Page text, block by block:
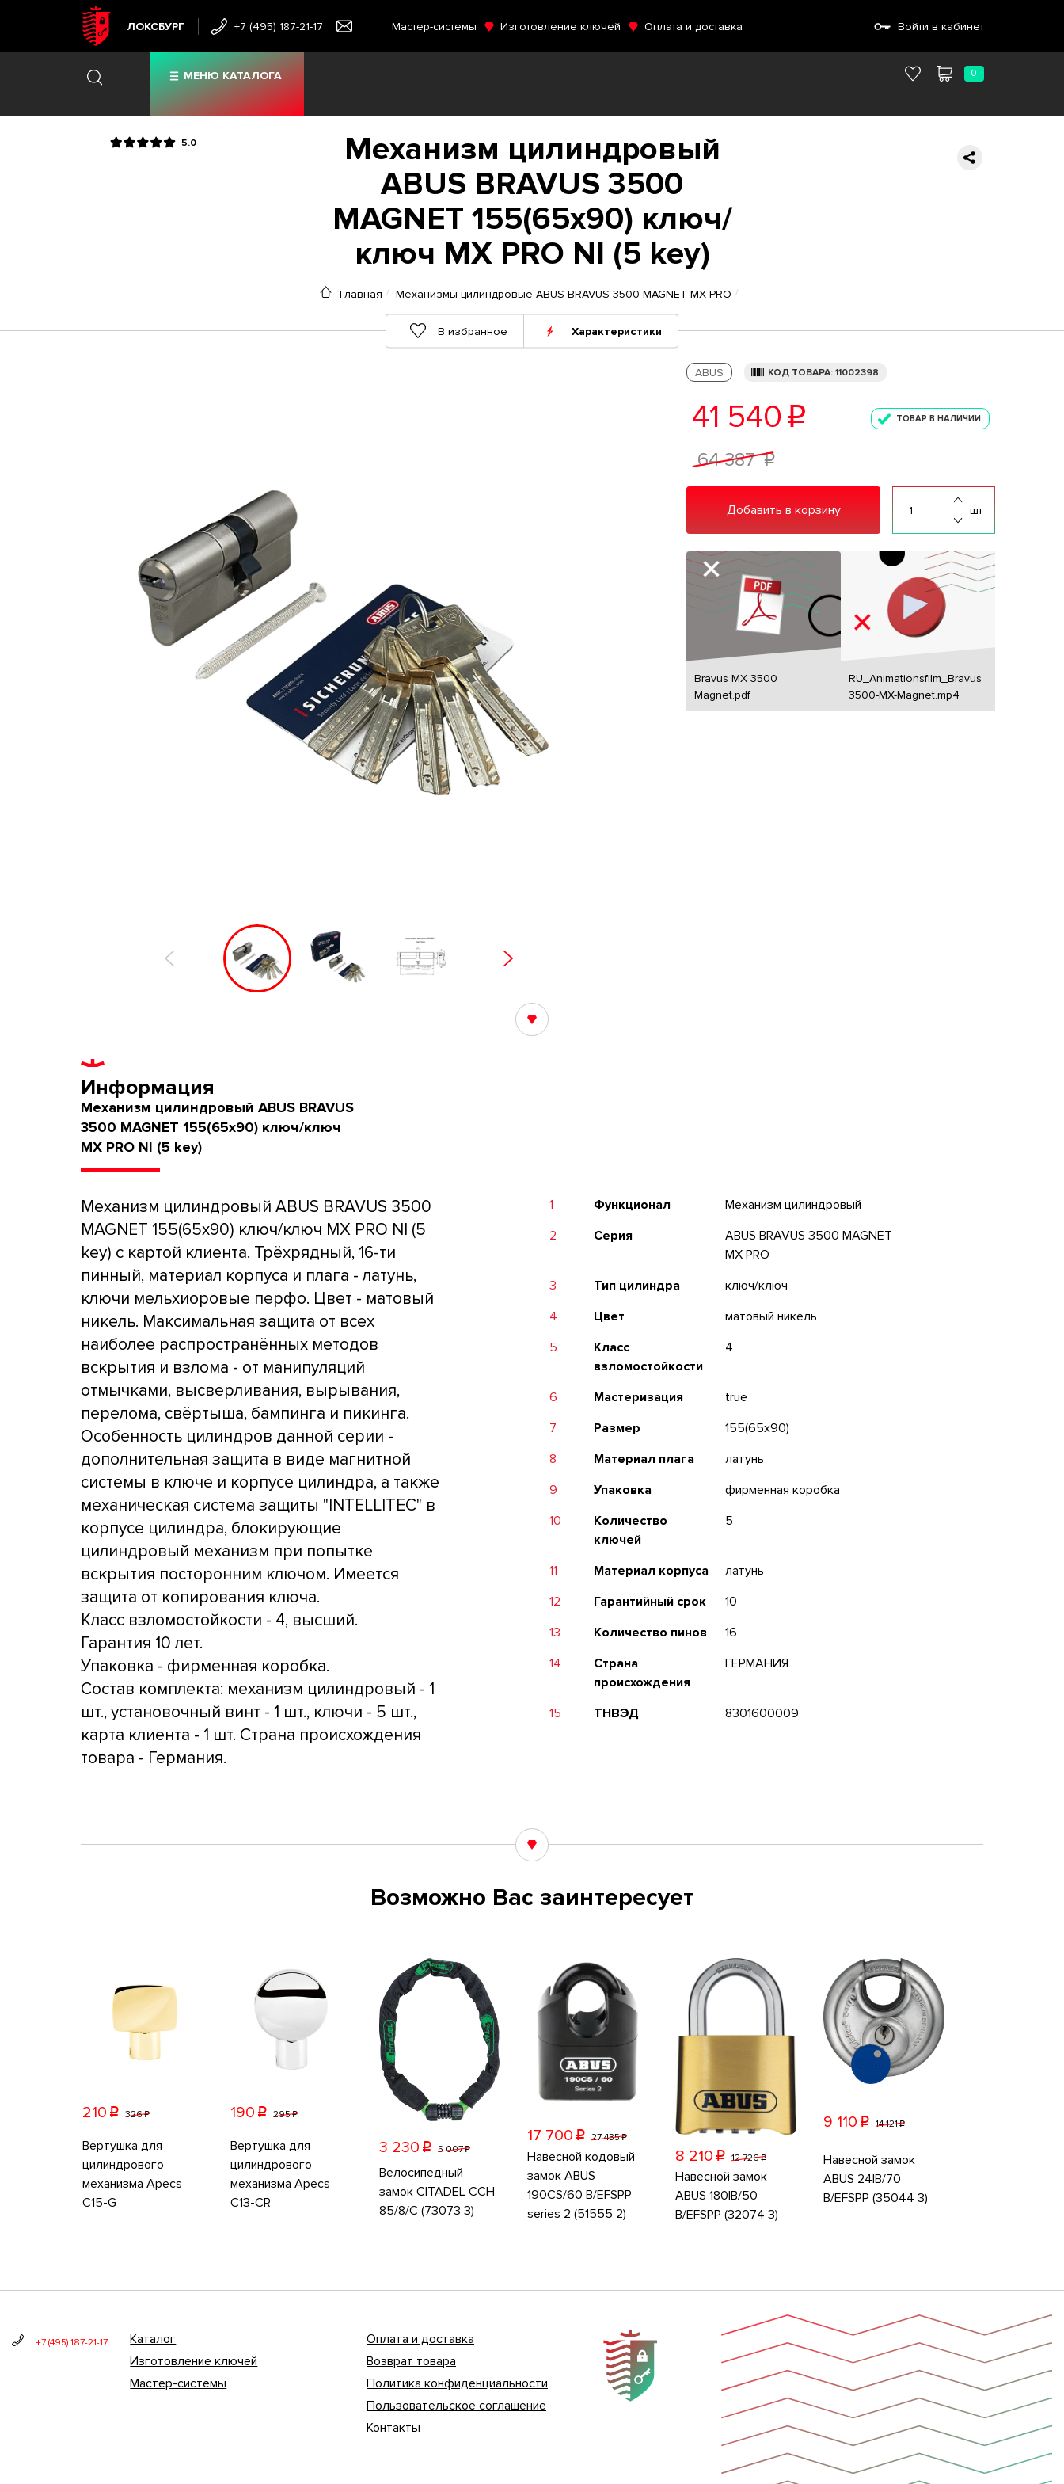
ЛОКСБУРГ +7 (495) 187-21-17 Мастер-системы Изготовление ключей Оплата и доставка Войти в кабинет
МЕНЮ КАТАЛОГА 0
5.0
Механизм цилиндровый
ABUS BRAVUS 3500
MAGNET 155(65x90) ключ/
ключ MX PRO NI (5 key)
Главная Механизмы цилиндровые ABUS BRAVUS 3500 MAGNET MX PRO
В избранное Характеристики
ABUS КОД ТОВАРА: 11002398
41 540 p ТОВАР В НАЛИЧИИ
64 387 p
Добавить в корзину шт
Bravus MX 3500
Magnet.pdf
RU_Animationsfilm_Bravus
3500-MX-Magnet.mp4
Информация
Механизм цилиндровый ABUS BRAVUS
3500 MAGNET 155(65x90) ключ/ключ
MX PRO NI (5 key)
Механизм цилиндровый ABUS BRAVUS 3500
MAGNET 155(65x90) ключ/ключ MX PRO NI (5
key) с картой клиента. Трёхрядный, 16-ти
пинный, материал корпуса и плага - латунь,
ключи мельхиоровые перфо. Цвет - матовый
никель. Максимальная защита от всех
наиболее распространённых методов
вскрытия и взлома - от манипуляций
отмычками, высверливания, вырывания,
перелома, свёртыша, бампинга и пикинга.
Особенность цилиндров данной серии -
дополнительная защита в виде магнитной
системы в ключе и корпусе цилиндра, а также
механическая система защиты "INTELLITEC" в
корпусе цилиндра, блокирующие
цилиндровый механизм при попытке
вскрытия посторонним ключом. Имеется
защита от копирования ключа.
Класс взломостойкости - 4, высший.
Гарантия 10 лет.
Упаковка - фирменная коробка.
Состав комплекта: механизм цилиндровый - 1
шт., установочный винт - 1 шт., ключи - 5 шт.,
карта клиента - 1 шт. Страна происхождения
товара - Германия.
1 Функционал
Механизм цилиндровый
2
Серия
ABUS BRAVUS 3500 MAGNET
MX PRO
3
Тип цилиндра
ключ/ключ
4
Цвет
матовый никель
5
Класс
взломостойкости
4
6 Мастеризация
true
7
Размер
155(65x90)
8
Материал плага
латунь
9
Упаковка
фирменная коробка
10
Количество
ключей
5
11 Материал корпуса
латунь
12
Гарантийный срок
10
13
Количество пинов
16
14
Страна
происхождения
ГЕРМАНИЯ
15 ТНВЭД 8301600009
Возможно Вас заинтересует
210 p 326p
Вертушка для
цилиндрового
механизма Apecs
C15-G
190 p 295p
Вертушка для
цилиндрового
механизма Apecs
C13-CR
3 230 p 5 007p
Велосипедный
замок CITADEL CCH
85/8/C (73073 3)
17 700 p 27 435p
Навесной кодовый
замок ABUS
190CS/60 B/EFSPP
series 2 (51555 2)
8 210 p 12 726p
Навесной замок
ABUS 180IB/50
B/EFSPP (32074 3)
9 110 p 14 121p
Навесной замок
ABUS 24IB/70
B/EFSPP (35044 3)
+7 (495) 187-21-17
Каталог
Изготовление ключей
Мастер-системы
Оплата и доставка
Возврат товара
Политика конфиденциальности
Пользовательское соглашение
Контакты